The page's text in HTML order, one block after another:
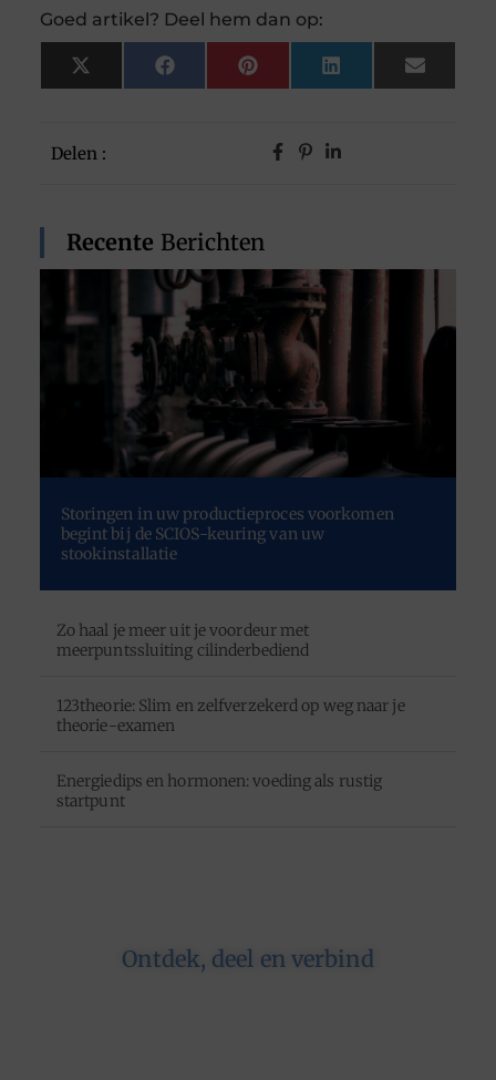
Delen :
Recente Berichten
Storingen in uw productieproces voorkomen
begint bij de SCIOS-keuring van uw
stookinstallatie
Zo haal je meer uit je voordeur met
meerpuntssluiting cilinderbediend
123theorie: Slim en zelfverzekerd op weg naar je
theorie-examen
Energiedips en hormonen: voeding als rustig
startpunt
Ontdek, deel en verbind
Goed artikel? Deel hem dan op:
X
(Twitter)
FacebookPinterestLinkedInEmail